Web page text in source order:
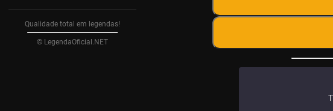
Qualidade total em legendas!
© LegendaOficial.NET